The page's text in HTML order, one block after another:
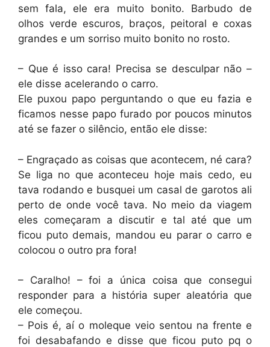
sem fala, ele era muito bonito. Barbudo de
olhos verde escuros, braços, peitoral e coxas
grandes e um sorriso muito bonito no rosto.
– Que é isso cara! Precisa se desculpar não –
ele disse acelerando o carro.
Ele puxou papo perguntando o que eu fazia e
ficamos nesse papo furado por poucos minutos
até se fazer o silêncio, então ele disse:
– Engraçado as coisas que acontecem, né cara?
Se liga no que aconteceu hoje mais cedo, eu
tava rodando e busquei um casal de garotos ali
perto de onde você tava. No meio da viagem
eles começaram a discutir e tal até que um
ficou puto demais, mandou eu parar o carro e
colocou o outro pra fora!
– Caralho! – foi a única coisa que consegui
responder para a história super aleatória que
ele começou.
– Pois é, aí o moleque veio sentou na frente e
foi desabafando e disse que ficou puto pq o